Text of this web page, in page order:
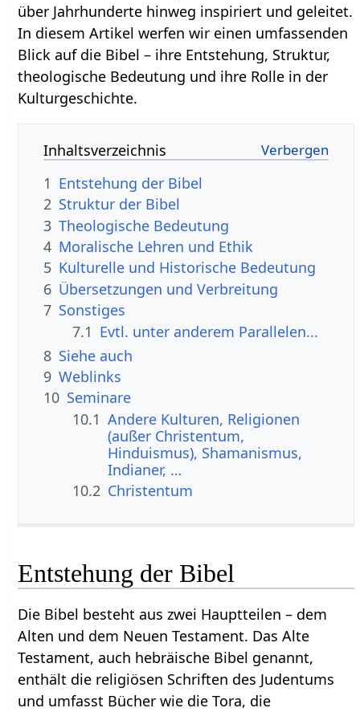
über Jahrhunderte hinweg inspiriert und geleitet.
In diesem Artikel werfen wir einen umfassenden
Blick auf die Bibel – ihre Entstehung, Struktur,
theologische Bedeutung und ihre Rolle in der
Kulturgeschichte.
Inhaltsverzeichnis
1 Entstehung der Bibel
2 Struktur der Bibel
3 Theologische Bedeutung
4 Moralische Lehren und Ethik
5 Kulturelle und Historische Bedeutung
6 Übersetzungen und Verbreitung
7 Sonstiges
7.1 Evtl. unter anderem Parallelen...
8 Siehe auch
9 Weblinks
10 Seminare
10.1 Andere Kulturen, Religionen
(außer Christentum,
Hinduismus), Shamanismus,
Indianer, …
10.2 Christentum
Entstehung der Bibel
Die Bibel besteht aus zwei Hauptteilen – dem
Alten und dem Neuen Testament. Das Alte
Testament, auch hebräische Bibel genannt,
enthält die religiösen Schriften des Judentums
und umfasst Bücher wie die Tora, die